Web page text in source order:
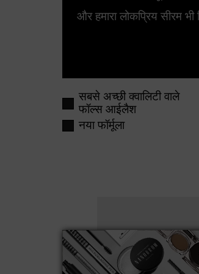
और हमारा लोकप्रिय सीरम भी
सबसे अच्छी क्वालिटी वाले
फॉल्स आईलैश
नया फॉर्मूला